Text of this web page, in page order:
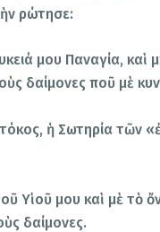
ρώτησε:
μου Παναγία,
δαίμονες ποῦ μὲ
ἡ Σωτηρία τῶν
Υἱοῦ μου καὶ μὲ τὸ
δαίμονες.